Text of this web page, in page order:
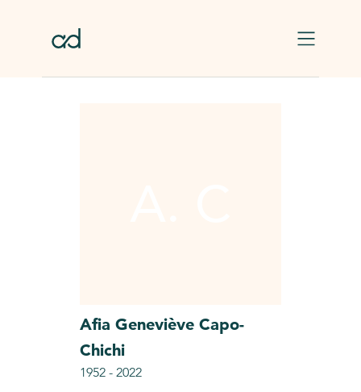
Afia Geneviève Capo-
Chichi
1952 - 2022